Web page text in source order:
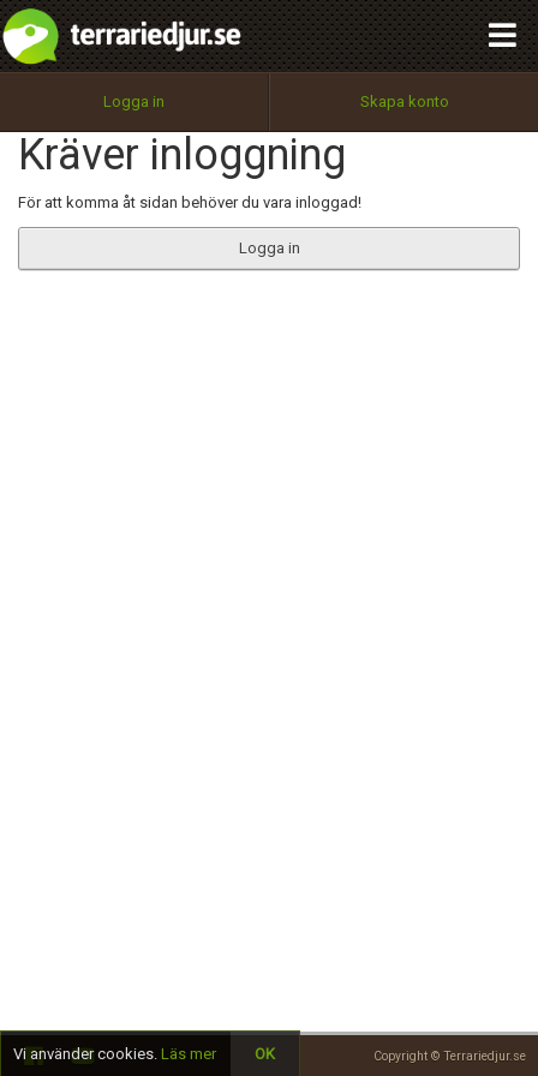
Logga in Skapa konto
Kräver inloggning
För att komma åt sidan behöver du vara inloggad!
Logga in
Copyright © Terrariedjur.se
Utför
100%
OK
integritetspolicy
Namn:
Epost:
Begär nytt lösenord
Tillbaka till förstasidan
Vi använder cookies. Läs mer OK